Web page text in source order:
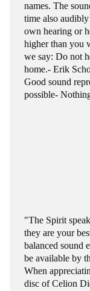
names. The
time also
own hearing or
higher than you
we say: Do not
home.- Erik
Good sound
possible-
"The Spirit
they are your
balanced sound
be available by
When
disc of Celion